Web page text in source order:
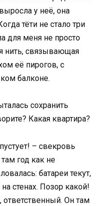
у неё, она
тёти не стало три
для меня не просто
нить, связывающая
её пирогов, с
балконе.
сохранить
Какая квартира?
– свекровь
год как не
батареи текут,
стенах. Позор какой!
Он там